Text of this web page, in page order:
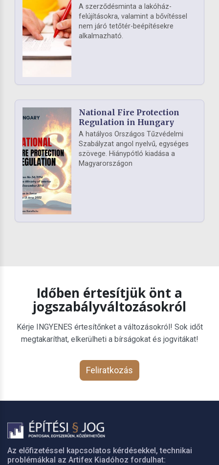
A szerződésminta a lakóház-
felújításokra, valamint a bővítéssel
nem járó tetőtér-beépítésekre
alkalmazható.
National Fire Protection
Regulation in Hungary
A hatályos Országos Tűzvédelmi
Szabályzat angol nyelvű, egységes
szövege. Hiánypótló kiadása a
Magyarországon
Időben értesítjük önt a
jogszabályváltozásokról
Kérje INGYENES értesítőnket a változásokról! Sok időt
megtakaríthat, elkerülheti a bírságokat és jogvitákat!
Feliratkozás
Az előfizetéssel kapcsolatos kérdésekkel, technikai
problémákkal az Artifex Kiadóhoz fordulhat: